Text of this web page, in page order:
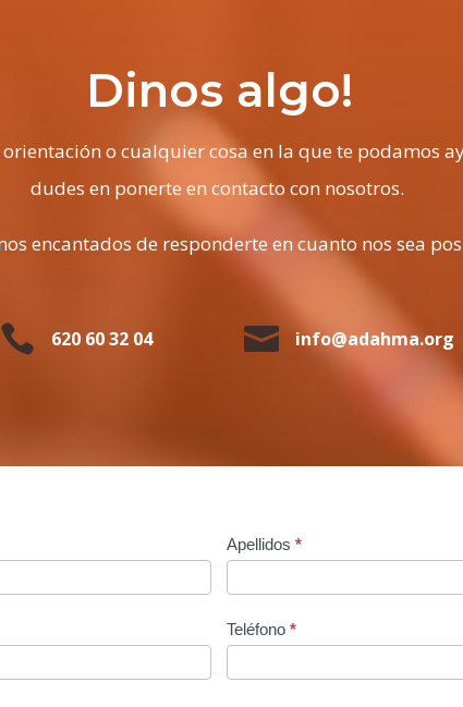
Dinos algo!
orientación o cualquier cosa en la que te podamos
dudes en ponerte en contacto con nosotros.
encantados de responderte en cuanto nos sea
 620 60 32 04  info@adahma.org
Apellidos*
Teléfono*